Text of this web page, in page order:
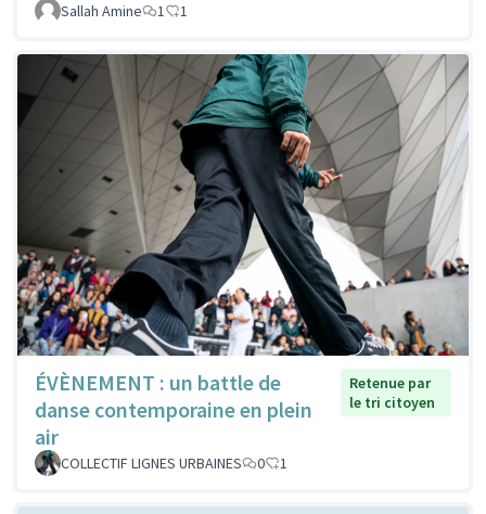
Sallah Amine
1 1
ÉVÈNEMENT : un battle de
danse contemporaine en plein
air
Retenue par
le tri citoyen
COLLECTIF LIGNES URBAINES 0 1